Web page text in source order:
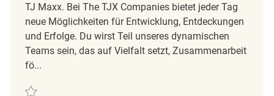
TJ Maxx. Bei The TJX Companies bietet jeder Tag
neue Möglichkeiten für Entwicklung, Entdeckungen
und Erfolge. Du wirst Teil unseres dynamischen
Teams sein, das auf Vielfalt setzt, Zusammenarbeit
fö...
Retten Merchandise Associate REQ142337